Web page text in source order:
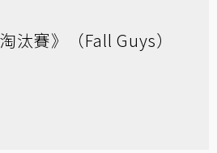
汰賽》（Fall Guys）